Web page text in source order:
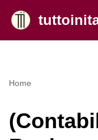
Skip
Home